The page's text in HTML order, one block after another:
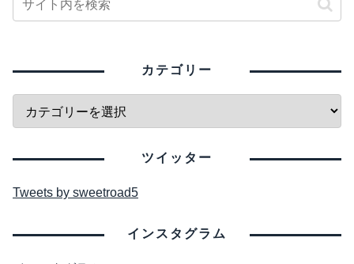
カテゴリー
ツイッター
Tweets by sweetroad5
インスタグラム